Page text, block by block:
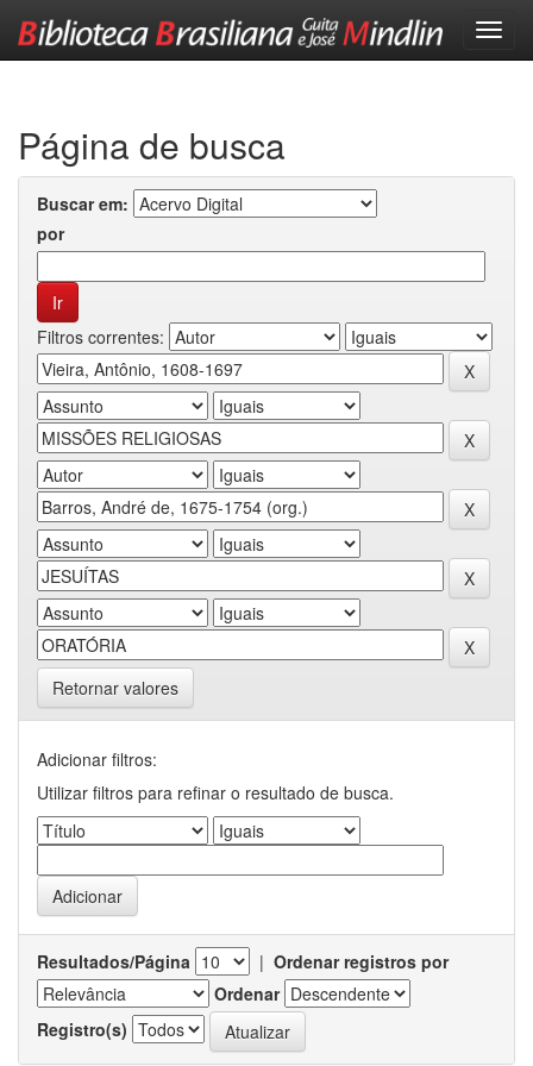
Página de busca
Buscar em:
por
Filtros correntes:
Retornar valores
Adicionar filtros:
Utilizar filtros para refinar o resultado de busca.
Resultados/Página | Ordenar registros por
Ordenar
Registro(s)